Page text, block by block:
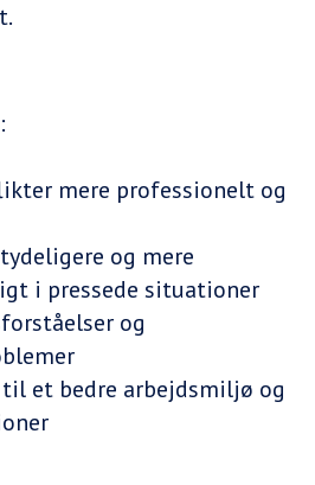
mere professionelt og
og mere
i pressede situationer
og
et bedre arbejdsmiljø og